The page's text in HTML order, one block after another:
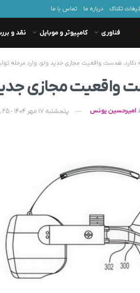
تکناک درباره ما تماس با ما
فناوری کامپیوتر و موبایل نقد و
» دکارد، هدست واقعیت مجازی جدید ولو، وارد مرحله
واقعیت مجازی
امیرحسین یونس پنجشنبه 17 مهر 1404 - 18:25 - به‌روزشده در شنبه 19 مهر 1404 - 08:04